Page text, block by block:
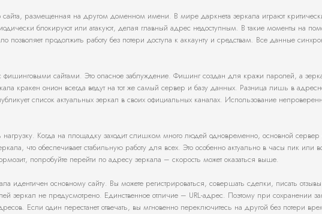
сайта, размещенная на другом доменном имени. В мире даркнета зеркала играют
блокируют или атакуют, делая главный адрес недоступным. В такие моменты на
позволяет продолжить работу без потери доступа к аккаунту и средствам. Все данные
фишинговыми сайтами. Это опасное заблуждение. Фишинг создан для кражи паролей, а
кракен онион всегда ведут на тот же самый сервер и базу данных. Разница лишь в
список актуальных зеркал в своих официальных каналах. Использование
нагрузку. Когда на площадку заходит слишком много людей одновременно, основной сервер
что обеспечивает стабильную работу для всех. Это особенно актуально в часы пик или
попробуйте перейти по адресу зеркала – скорость может оказаться выше.
идентичен основному сайту. Вы можете регистрироваться, совершать сделки, писать
зеркал не предусмотрено. Единственное отличие – URL-адрес. Поэтому при сохранении
Если один перестанет отвечать, вы мгновенно переключитесь на другой без потери